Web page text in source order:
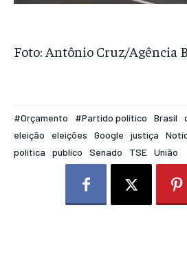
Foto: Antônio Cruz/Agência
#Orçamento #Partido político Brasil
eleição
eleições Google justiça
política
público Senado TSE União